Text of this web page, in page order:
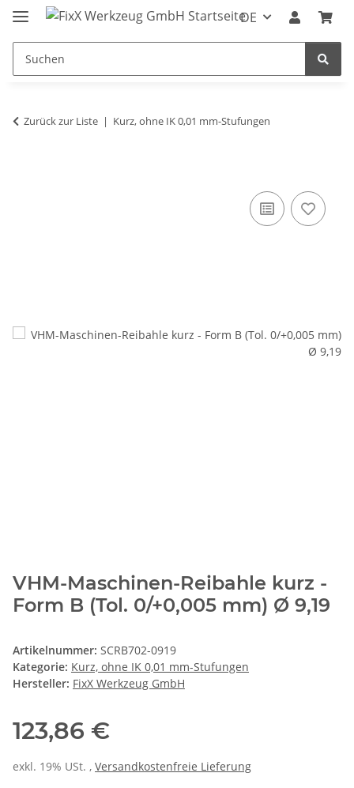
DE
Zurück zur Liste Kurz, ohne IK 0,01 mm-Stufungen
VHM-Maschinen-Reibahle kurz -
Form B (Tol. 0/+0,005 mm) Ø 9,19
Artikelnummer: SCRB702-0919
Kategorie: Kurz, ohne IK 0,01 mm-Stufungen
Hersteller: FixX Werkzeug GmbH
123,86 €
exkl. 19% USt. , Versandkostenfreie Lieferung